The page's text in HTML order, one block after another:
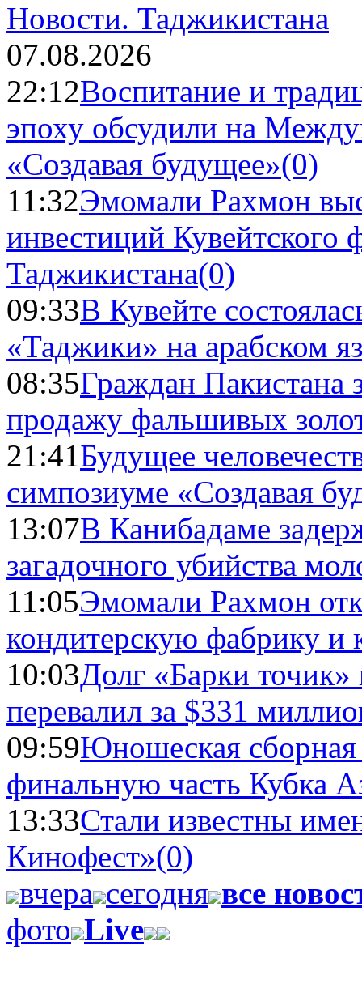
Новости. Таджикистана
07.08.2026
22:12Воспитание и
эпоху обсудили на
«Создавая будущее»(0)
11:32Эмомали Рахмон
инвестиций Кувейтского
Таджикистана(0)
09:33В Кувейте
«Таджики» на арабском
08:35Граждан Пакистана
продажу фальшивых
21:41Будущее
симпозиуме «Создавая
13:07В Канибадаме
загадочного убийства
11:05Эмомали Рахмон
кондитерскую фабрику и
10:03Долг «Барки
перевалил за $331
09:59Юношеская
финальную часть Кубка
13:33Стали известны
Кинофест»(0)
вчера сегодня все
фото Live